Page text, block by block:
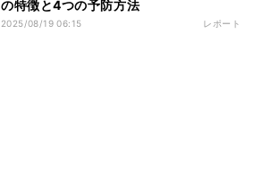
の特徴と4つの予防方法
2025/08/19 06:15 レポート